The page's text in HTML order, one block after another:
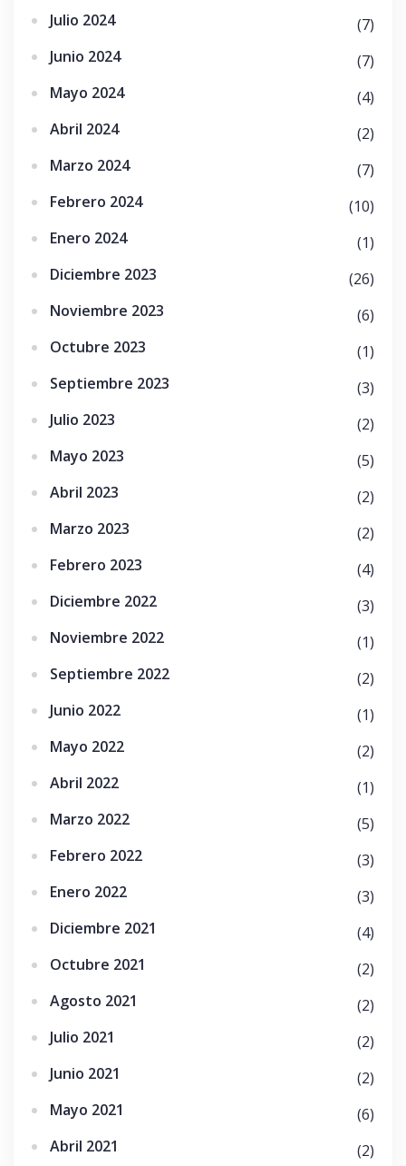
Julio 2024
(7)
Junio 2024
(7)
Mayo 2024
(4)
Abril 2024
(2)
Marzo 2024
(7)
Febrero 2024
(10)
Enero 2024
(1)
Diciembre 2023
(26)
Noviembre 2023
(6)
Octubre 2023
(1)
Septiembre 2023
(3)
Julio 2023
(2)
Mayo 2023
(5)
Abril 2023
(2)
Marzo 2023
(2)
Febrero 2023
(4)
Diciembre 2022
(3)
Noviembre 2022
(1)
Septiembre 2022
(2)
Junio 2022
(1)
Mayo 2022
(2)
Abril 2022
(1)
Marzo 2022
(5)
Febrero 2022
(3)
Enero 2022
(3)
Diciembre 2021
(4)
Octubre 2021
(2)
Agosto 2021
(2)
Julio 2021
(2)
Junio 2021
(2)
Mayo 2021
(6)
Abril 2021
(2)